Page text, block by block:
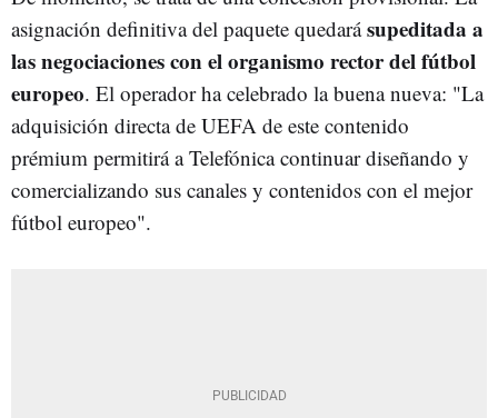
asignación definitiva del paquete quedarásupeditada a
las negociaciones con el organismo rector del fútbol
europeo. El operador ha celebrado la buena nueva: "La
adquisición directa de UEFA de este contenido
prémium permitirá a Telefónica continuar diseñando y
comercializando sus canales y contenidos con el mejor
fútbol europeo".